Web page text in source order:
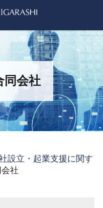
同会社
設立・起業支援に関す
社